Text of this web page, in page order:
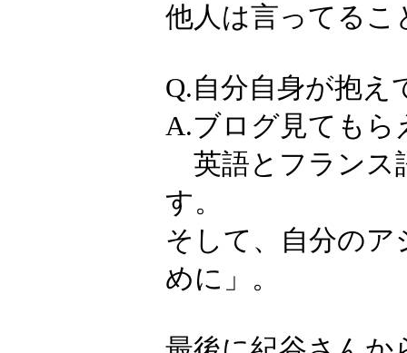
他人は言ってる
Q.自分自身が抱え
A.ブログ見てもら
英語とフランス
す。
そして、自分の
めに」。